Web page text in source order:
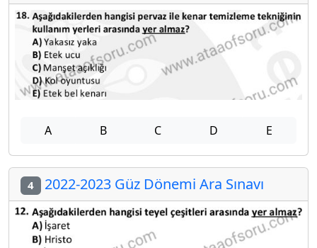
A B C D E
4 2022-2023 Güz Dönemi Ara Sınavı